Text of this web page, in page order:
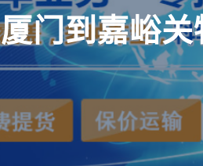
厦门到嘉峪